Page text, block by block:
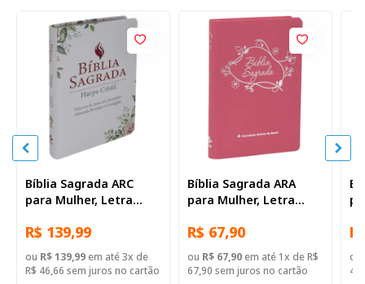
Bíblia Sagrada ARC
para Mulher, Letra
de Jesus destacadas,
Capa Couro Sintético
Branca
R$ 139,99
ou R$ 139,99em até 3x de
R$ 46,66 sem juros no cartão
Bíblia Sagrada ARA
para Mulher, Letra
Sintético Rosa
R$ 67,90
ou R$ 67,90em até 1x de R$
67,90 sem juros no cartão
ou